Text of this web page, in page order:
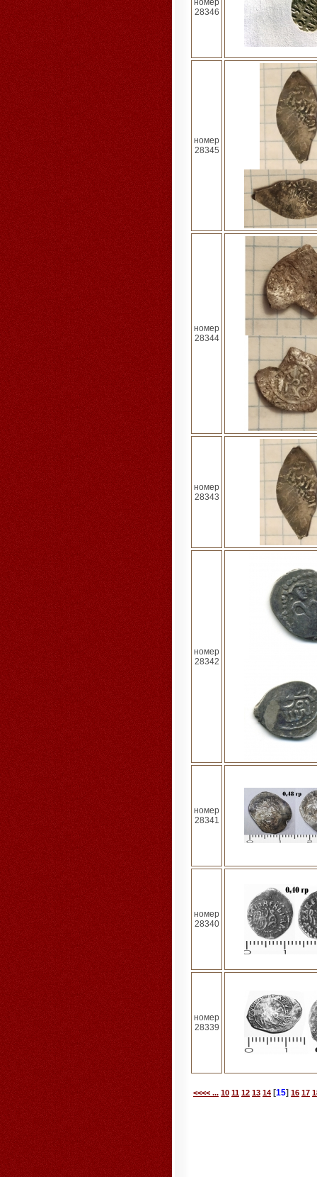
номер
28346
номер
28345
номер
28344
номер
28343
номер
28342
номер
28341
номер
28340
номер
28339
<<<< ... 10 11 12 13 14 [15] 16 17